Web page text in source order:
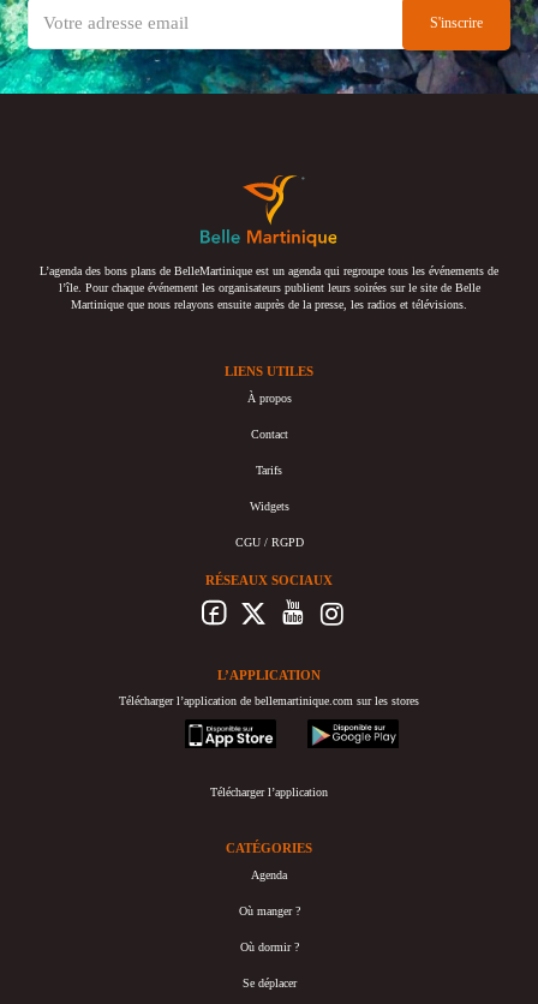
L’agenda des bons plans de BelleMartinique est un agenda qui regroupe tous les événements de
l’île. Pour chaque événement les organisateurs publient leurs soirées sur le site de Belle
Martinique que nous relayons ensuite auprès de la presse, les radios et télévisions.
LIENS UTILES
À propos
Contact
Tarifs
Widgets
CGU / RGPD
RÉSEAUX SOCIAUX
L’APPLICATION
Télécharger l’application de bellemartinique.com sur les stores
appstore
googleplay
Télécharger l’application
CATÉGORIES
Agenda
Où manger ?
Où dormir ?
Se déplacer